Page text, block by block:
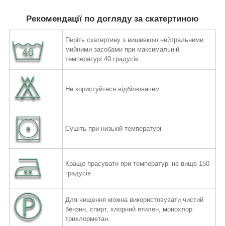
Рекомендації по догляду за скатертиною
Періть скатертину з вишивкою нейтральними
мийними засобами при максимальній
температурі 40 градусів
Не користуйтеся відбілювачем
Сушіть при низькій температурі
Краще прасувати при температурі не вище 150
градусів
Для чищення можна використовувати чистий
бензин, спирт, хлорний етилен, монохлор
трихлорметан.